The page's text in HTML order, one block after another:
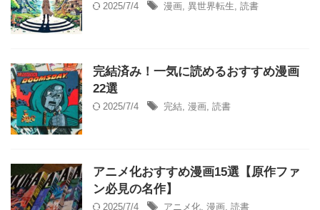
2025/7/4 漫画, 異世界転生, 読書
完結済み！一気に読めるおすすめ漫画
22選
2025/7/4 完結, 漫画, 読書
アニメ化おすすめ漫画15選【原作ファ
ン必見の名作】
2025/7/4 アニメ化, 漫画, 読書